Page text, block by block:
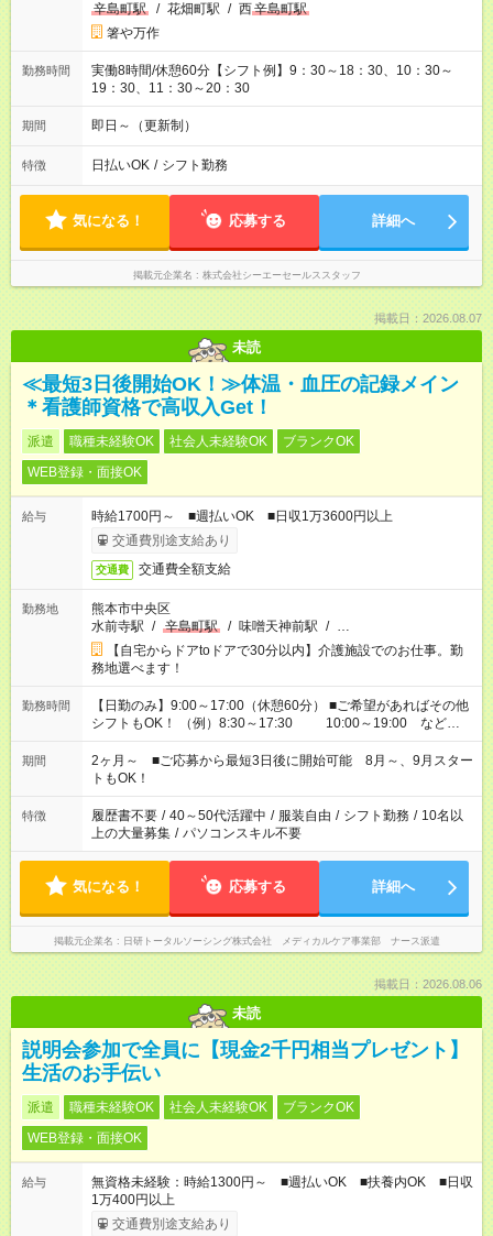
辛島町駅
/ 花畑町駅 / 西辛島町駅
箸や万作
勤務時間
実働8時間/休憩60分【シフト例】9：30～18：30、10：30～
19：30、11：30～20：30
期間 即日～（更新制）
特徴 日払いOK / シフト勤務
気になる！ 応募する 詳細へ
掲載元企業名 株式会社シーエーセールススタッフ
掲載日：2026.08.07
未読
≪最短3日後開始OK！≫体温・血圧の記録メイン
＊看護師資格で高収入Get！
派遣 職種未経験OK 社会人未経験OK
ブランクOK
WEB登録・面接OK
給与
時給1700円～ ■週払いOK ■日収1万3600円以上
交通費別途支給あり
交通費 交通費全額支給
勤務地
熊本市中央区
水前寺駅 / 辛島町駅 / 味噌天神前駅 / …
【自宅からドアtoドアで30分以内】介護施設でのお仕事。勤
務地選べます！
勤務時間
【日勤のみ】9:00～17:00（休憩60分） ■ご希望があればその他
シフトもOK！ （例）8:30～17:30 10:00～19:00 など
「家族とお休みを合わせたい」 「できれば残業はしたくない」
など、あなたのご希望に沿ったお仕事をご紹介します！ ※Wワ
ーク希望の方へ 今ご覧のお仕事で希望する勤務時間と、もう1つ
のお仕事の勤務時間。 合計で週40時間を超える場合は応募でき
ません
期間
2ヶ月～ ■ご応募から最短3日後に開始可能 8月～、9月スター
トもOK！
特徴 履歴書不要 / 40～50代活躍中 / 服装自由 / シフト勤務 / 10名以
上の大量募集 / パソコンスキル不要
気になる！ 応募する 詳細へ
掲載元企業名 日研トータルソーシング株式会社 メディカルケア事業部 ナース派遣
掲載日：2026.08.06
未読
説明会参加で全員に【現金2千円相当プレゼント】
生活のお手伝い
派遣 職種未経験OK 社会人未経験OK
ブランクOK
WEB登録・面接OK
給与
無資格未経験：時給1300円～ ■週払いOK ■扶養内OK ■日収
1万400円以上
交通費別途支給あり